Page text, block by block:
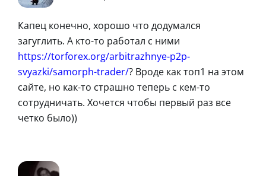
Капец конечно, хорошо что додумался
загуглить. А кто-то работал с ними
https://torforex.org/arbitrazhnye-p2p-
svyazki/samorph-trader/? Вроде как топ1 на этом
сайте, но как-то страшно теперь с кем-то
сотрудничать. Хочется чтобы первый раз все
четко было))